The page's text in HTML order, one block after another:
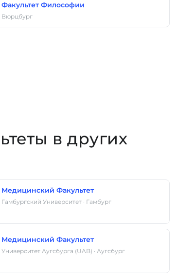
Факультет Философии
Вюрцбург
в других
Медицинский Факультет
Гамбургский Университет · Гамбург
Медицинский Факультет
Университет Аугсбурга (UAB) · Аугсбург